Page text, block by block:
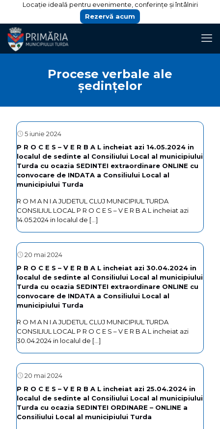
Locație ideală pentru evenimente, conferințe și întâlniri
Rezervă acum
Procese verbale ale
ședințelor
5 iunie 2024
P R O C E S – V E R B A L incheiat azi 14.05.2024 in
localul de sedinte al Consiliului Local al municipiului
Turda cu ocazia SEDINTEI extraordinare ONLINE cu
convocare de INDATA a Consiliului Local al
municipiului Turda
R O M A N I A JUDETUL CLUJ MUNICIPIUL TURDA
CONSILIUL LOCAL P R O C E S – V E R B A L incheiat azi
14.05.2024 in localul de […]
20 mai 2024
P R O C E S – V E R B A L incheiat azi 30.04.2024 in
localul de sedinte al Consiliului Local al municipiului
Turda cu ocazia SEDINTEI extraordinare ONLINE cu
convocare de INDATA a Consiliului Local al
municipiului Turda
R O M A N I A JUDETUL CLUJ MUNICIPIUL TURDA
CONSILIUL LOCAL P R O C E S – V E R B A L incheiat azi
30.04.2024 in localul de […]
20 mai 2024
P R O C E S – V E R B A L incheiat azi 25.04.2024 in
localul de sedinte al Consiliului Local al municipiului
Turda cu ocazia SEDINTEI ORDINARE – ONLINE a
Consiliului Local al municipiului Turda